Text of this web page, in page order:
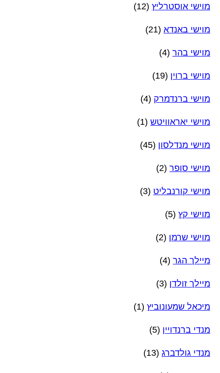
מוישי אוסטרליץ (12)
מוישי באנדא (21)
מוישי בהר (4)
מוישי ברוין (19)
מוישי ברנדמרק (4)
מוישי יאראוויטש (1)
מוישי מנדלסון (45)
מוישי סופר (2)
מוישי קורנבליט (3)
מוישי קץ (5)
מוישי שרמן (2)
מיילך הגר (4)
מיילך זולדן (3)
מיכאל שמעונוביץ (1)
מנדי ברנדויין (5)
מנדי גולדברג (13)